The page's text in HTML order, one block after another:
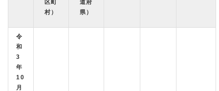
区町
村）
道府
県）
令
和
3
年
10
月